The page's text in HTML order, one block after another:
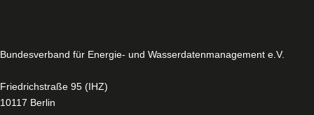
Bun­des­ver­band für Energie- und Was­ser­da­ten­ma­nage­ment e.V.
Fried­rich­stra­ße 95 (IHZ)
10117 Berlin